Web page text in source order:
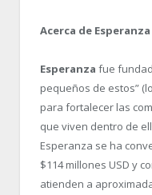
Acerca de Esperanza
Esperanza fue
pequeños de estos”
para fortalecer las
que viven dentro de
Esperanza se ha
$114 millones USD y
atienden a